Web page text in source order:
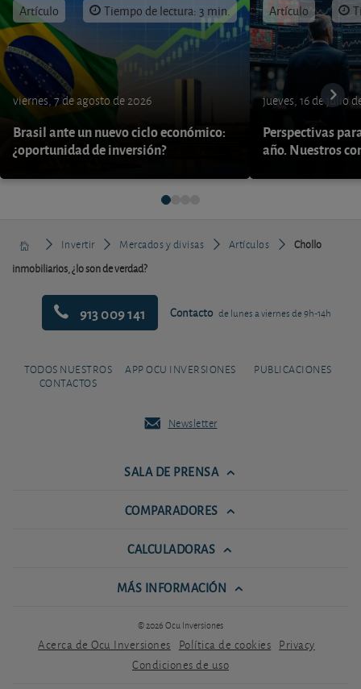
Artículo Tiempo de lectura: 3 min.
viernes, 7 de agosto de 2026
Brasil ante un nuevo ciclo económico:
¿oportunidad de inversión?
Artículo
jueves, 16 de julio
Perspectivas
año. Nuestros
Invertir Mercados y divisas Artículos
Chollo
inmobiliarios, ¿lo son de verdad?
913 009 141 Contacto de lunes a viernes de 9h-14h
TODOS NUESTROS
CONTACTOS
APP OCU INVERSIONES PUBLICACIONES
Newsletter
SALA DE PRENSA
COMPARADORES
CALCULADORAS
MÁS INFORMACIÓN
© 2026 Ocu Inversiones
Acerca de Ocu Inversiones Política de cookies Privacy
Condiciones de uso